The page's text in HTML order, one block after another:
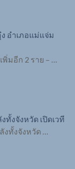
อำเภอแม่แจ่ม
มอีก 2 ราย – …
งจังหวัด เปิดเวที
งทั้งจังหวัด